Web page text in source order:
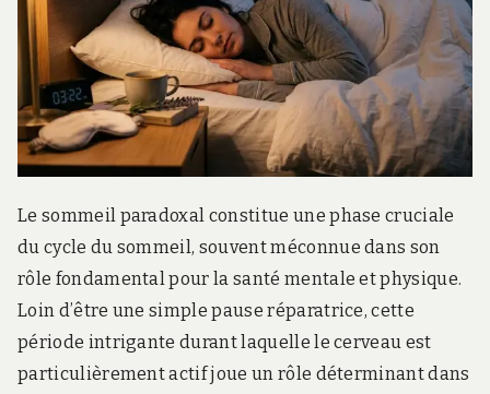
Le sommeil paradoxal constitue une phase cruciale
du cycle du sommeil, souvent méconnue dans son
rôle fondamental pour la santé mentale et physique.
Loin d’être une simple pause réparatrice, cette
période intrigante durant laquelle le cerveau est
particulièrement actif joue un rôle déterminant dans